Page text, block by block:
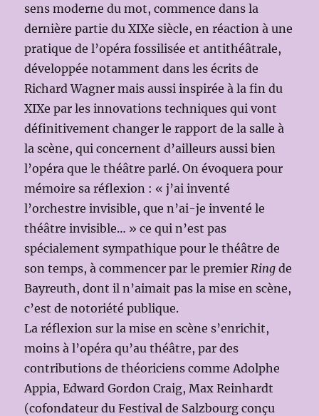
sens moderne du mot, commence dans la
dernière partie du XIXe siècle, en réaction à une
pratique de l’opéra fossilisée et antithéâtrale,
développée notamment dans les écrits de
Richard Wagner mais aussi inspirée à la fin du
XIXe par les innovations techniques qui vont
définitivement changer le rapport de la salle à
la scène, qui concernent d’ailleurs aussi bien
l’opéra que le théâtre parlé. On évoquera pour
mémoire sa réflexion : « j’ai inventé
l’orchestre invisible, que n’ai-je inventé le
théâtre invisible… » ce qui n’est pas
spécialement sympathique pour le théâtre de
son temps, à commencer par le premier Ring de
Bayreuth, dont il n’aimait pas la mise en scène,
c’est de notoriété publique.
La réflexion sur la mise en scène s’enrichit,
moins à l’opéra qu’au théâtre, par des
contributions de théoriciens comme Adolphe
Appia, Edward Gordon Craig, Max Reinhardt
(cofondateur du Festival de Salzbourg conçu